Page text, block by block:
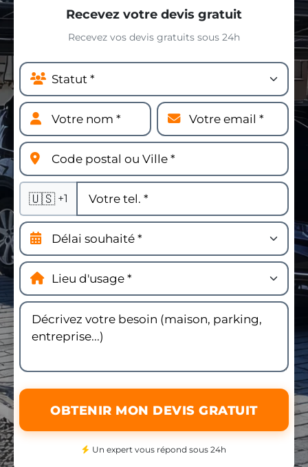
Recevez votre devis gratuit
Recevez vos devis gratuits sous 24h
🇺🇸 +1
OBTENIR MON DEVIS GRATUIT
Un expert vous répond sous 24h